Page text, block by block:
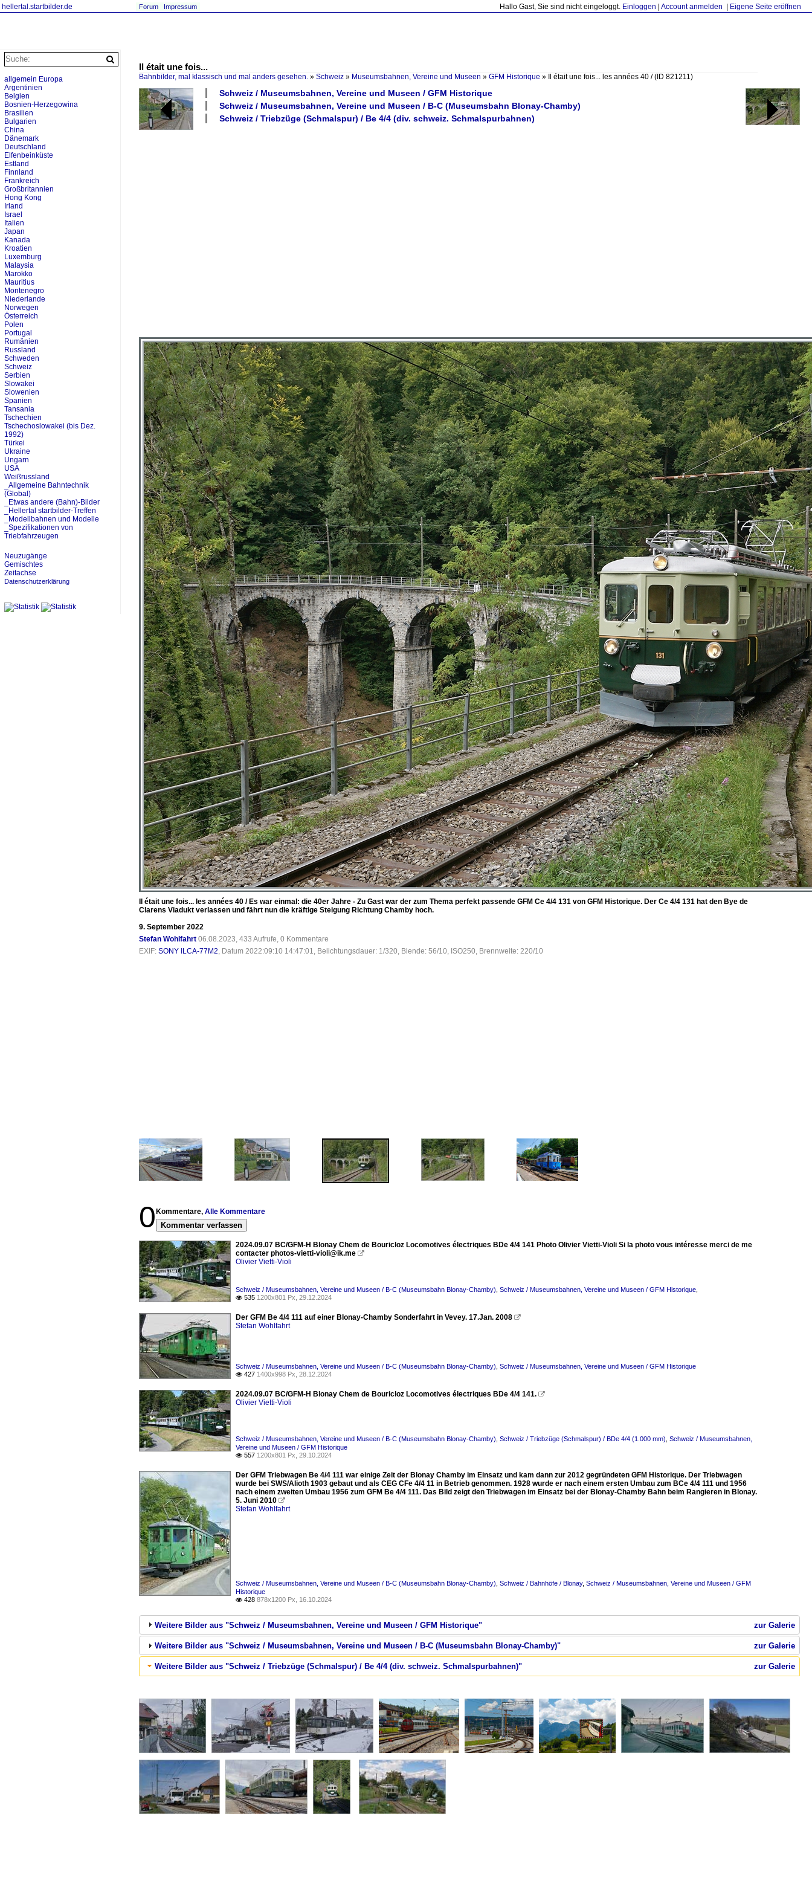
hellertal.startbilder.de Hallo Gast, Sie sind nicht eingeloggt. Einloggen Account anmelden Eigene Seite eröffnen
Forum Impressum
Il était une fois...
Bahnbilder, mal klassisch und mal anders gesehen. » Schweiz » Museumsbahnen, Vereine und Museen » GFM Historique » Il était une fois... les années 40 /(ID 821211)
Schweiz / Museumsbahnen, Vereine und Museen / GFM Historique
Schweiz / Museumsbahnen, Vereine und Museen / B-C (Museumsbahn Blonay-Chamby)
Schweiz / Triebzüge (Schmalspur) / Be 4/4 (div. schweiz. Schmalspurbahnen)
Il était une fois... les années 40 / Es war einmal: die 40er Jahre - Zu Gast war der zum Thema perfekt passende GFM Ce 4/4 131 von GFM Historique. Der Ce 4/4 131 hat den Bye de
Clarens Viadukt verlassen und fährt nun die kräftige Steigung Richtung Chamby hoch.
9. September 2022
Stefan Wohlfahrt 06.08.2023, 433 Aufrufe, 0 Kommentare
EXIF: SONY ILCA-77M2, Datum 2022:09:10 14:47:01, Belichtungsdauer: 1/320, Blende: 56/10, ISO250, Brennweite: 220/10
0 Kommentare, Alle Kommentare
Kommentar verfassen
2024.09.07 BC/GFM-H Blonay Chem de Bouricloz Locomotives électriques BDe 4/4 141 Photo Olivier Vietti-Violi Si la photo vous intéresse merci de me
contacter photos-vietti-violi@ik.me 
Olivier Vietti-Violi
Schweiz / Museumsbahnen, Vereine und Museen / B-C (Museumsbahn Blonay-Chamby) Schweiz / Museumsbahnen, Vereine und Museen / GFM Historique
 535 1200x801 Px, 29.12.2024
Der GFM Be 4/4 111 auf einer Blonay-Chamby Sonderfahrt in Vevey. 17.Jan. 2008 
Stefan Wohlfahrt
Schweiz / Museumsbahnen, Vereine und Museen / B-C (Museumsbahn Blonay-Chamby) Schweiz / Museumsbahnen, Vereine und Museen / GFM Historique
 427 1400x998 Px, 28.12.2024
2024.09.07 BC/GFM-H Blonay Chem de Bouricloz Locomotives électriques BDe 4/4 141. 
Olivier Vietti-Violi
Schweiz / Museumsbahnen, Vereine und Museen / B-C (Museumsbahn Blonay-Chamby) Schweiz / Triebzüge (Schmalspur) / BDe 4/4 (1.000 mm) Schweiz / Museumsbahnen,
Vereine und Museen / GFM Historique
 557 1200x801 Px, 29.10.2024
Der GFM Triebwagen Be 4/4 111 war einige Zeit der Blonay Chamby im Einsatz und kam dann zur 2012 gegründeten GFM Historique. Der Triebwagen
wurde bei SWS/Alioth 1903 gebaut und als CEG CFe 4/4 11 in Betrieb genommen. 1928 wurde er nach einem ersten Umbau zum BCe 4/4 111 und 1956
nach einem zweiten Umbau 1956 zum GFM Be 4/4 111. Das Bild zeigt den Triebwagen im Einsatz bei der Blonay-Chamby Bahn beim Rangieren in Blonay.
5. Juni 2010 
Stefan Wohlfahrt
Schweiz / Museumsbahnen, Vereine und Museen / B-C (Museumsbahn Blonay-Chamby) Schweiz / Bahnhöfe / Blonay, Schweiz / Museumsbahnen, Vereine und Museen / GFM
Historique
 428 878x1200 Px, 16.10.2024
zur Galerie
Weitere Bilder aus "Schweiz / Museumsbahnen, Vereine und Museen / GFM Historique"
zur Galerie
Weitere Bilder aus "Schweiz / Museumsbahnen, Vereine und Museen / B-C (Museumsbahn Blonay-Chamby)"
zur Galerie
Weitere Bilder aus "Schweiz / Triebzüge (Schmalspur) / Be 4/4 (div. schweiz. Schmalspurbahnen)"
allgemein Europa
Argentinien
Belgien
Bosnien-Herzegowina
Brasilien
Bulgarien
China
Dänemark
Deutschland
Elfenbeinküste
Estland
Finnland
Frankreich
Großbritannien
Hong Kong
Irland
Israel
Italien
Japan
Kanada
Kroatien
Luxemburg
Malaysia
Marokko
Mauritius
Montenegro
Niederlande
Norwegen
Österreich
Polen
Portugal
Rumänien
Russland
Schweden
Schweiz
Serbien
Slowakei
Slowenien
Spanien
Tansania
Tschechien
Tschechoslowakei (bis Dez.
1992)
Türkei
Ukraine
Ungarn
USA
Weißrussland
_Allgemeine Bahntechnik
(Global)
_Etwas andere (Bahn)-Bilder
_Hellertal startbilder-Treffen
_Modellbahnen und Modelle
_Spezifikationen von
Triebfahrzeugen
Neuzugänge
Gemischtes
Zeitachse
Datenschutzerklärung